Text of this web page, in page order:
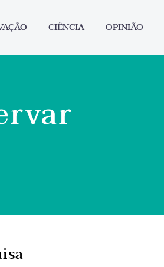
CIÊNCIA OPINIÃO